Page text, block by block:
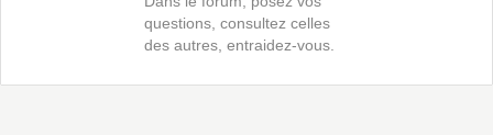
questions, consultez celles
des autres, entraidez-vous.